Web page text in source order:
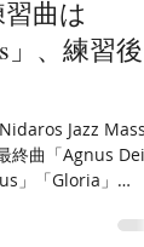
: 1分
習曲は
、練習後
Jazz Mass
」「Gloria」